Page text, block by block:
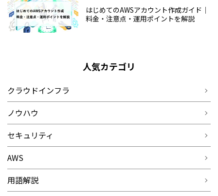
はじめてのAWSアカウント作成ガイド｜
料金・注意点・運用ポイントを解説
人気カテゴリ
クラウドインフラ
ノウハウ
セキュリティ
AWS
用語解説